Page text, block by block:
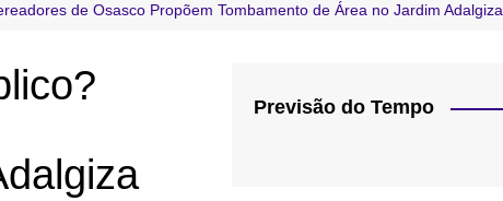
de Osasco Propõem Tombamento de Área no Jardim Adalgiza
Previsão do Tempo